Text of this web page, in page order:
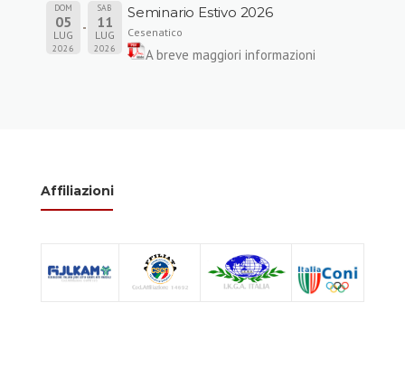
DOM
05
LUG
2026
SAB
11
LUG
2026
Seminario Estivo 2026
Cesenatico
A breve maggiori informazioni
Affiliazioni